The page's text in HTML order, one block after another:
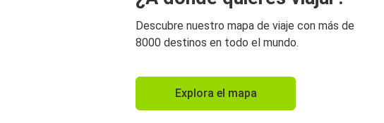
Descubre nuestro mapa de viaje con más de
8000 destinos en todo el mundo.
Explora el mapa